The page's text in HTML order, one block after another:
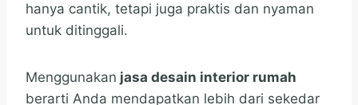
hanya cantik, tetapi juga praktis dan nyaman
untuk ditinggali.
Menggunakan jasa desain interior rumah
berarti Anda mendapatkan lebih dari sekedar